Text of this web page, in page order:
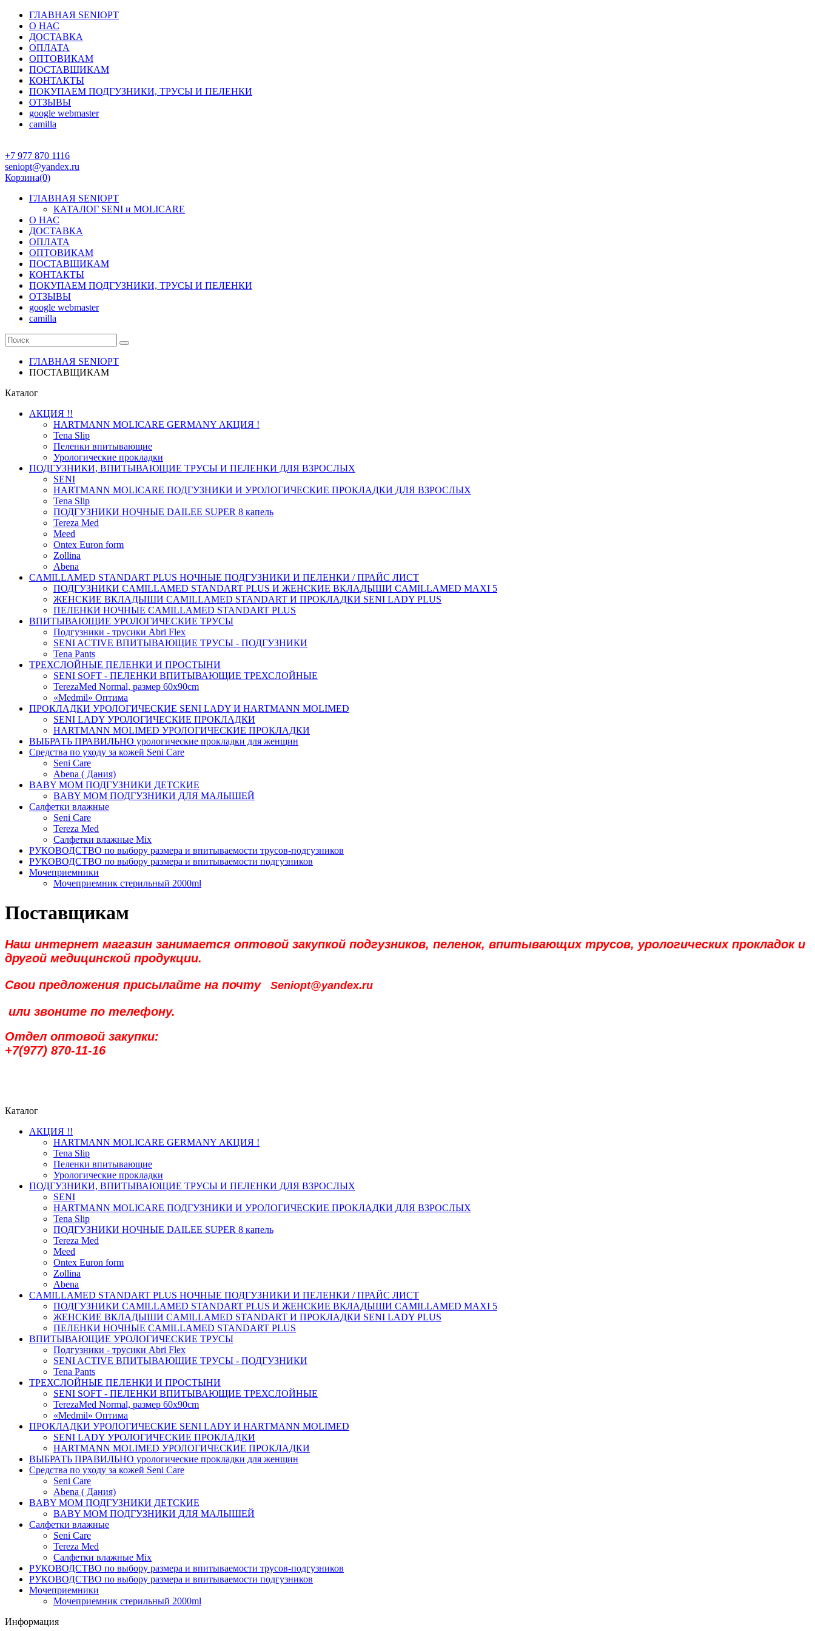
ГЛАВНАЯ SENIOPT
О НАС
ДОСТАВКА
ОПЛАТА
ОПТОВИКАМ
ПОСТАВЩИКАМ
КОНТАКТЫ
ПОКУПАЕМ ПОДГУЗНИКИ, ТРУСЫ И ПЕЛЕНКИ
ОТЗЫВЫ
google webmaster
camilla
+7 977 870 1116
seniopt@yandex.ru
Корзина(0)
ГЛАВНАЯ SENIOPT
КАТАЛОГ SENI и MOLICARE
О НАС
ДОСТАВКА
ОПЛАТА
ОПТОВИКАМ
ПОСТАВЩИКАМ
КОНТАКТЫ
ПОКУПАЕМ ПОДГУЗНИКИ, ТРУСЫ И ПЕЛЕНКИ
ОТЗЫВЫ
google webmaster
camilla
ГЛАВНАЯ SENIOPT
ПОСТАВЩИКАМ
Каталог
АКЦИЯ !!
HARTMANN MOLICARE GERMANY АКЦИЯ !
Tena Slip
Пеленки впитывающие
Урологические прокладки
ПОДГУЗНИКИ, ВПИТЫВАЮЩИЕ ТРУСЫ И ПЕЛЕНКИ ДЛЯ ВЗРОСЛЫХ
SENI
HARTMANN MOLICARE ПОДГУЗНИКИ И УРОЛОГИЧЕСКИЕ ПРОКЛАДКИ ДЛЯ ВЗРОСЛЫХ
Tena Slip
ПОДГУЗНИКИ НОЧНЫЕ DAILEE SUPER 8 капель
Tereza Med
Meed
Ontex Euron form
Zollina
Abena
CAMILLAMED STANDART PLUS НОЧНЫЕ ПОДГУЗНИКИ И ПЕЛЕНКИ / ПРАЙС ЛИСТ
ПОДГУЗНИКИ CAMILLAMED STANDART PLUS И ЖЕНСКИЕ ВКЛАДЫШИ CAMILLAMED MAXI 5
ЖЕНСКИЕ ВКЛАДЫШИ CAMILLAMED STANDART И ПРОКЛАДКИ SENI LADY PLUS
ПЕЛЕНКИ НОЧНЫЕ CAMILLAMED STANDART PLUS
ВПИТЫВАЮЩИЕ УРОЛОГИЧЕСКИЕ ТРУСЫ
Подгузники - трусики Abri Flex
SENI ACTIVE ВПИТЫВАЮЩИЕ ТРУСЫ - ПОДГУЗНИКИ
Tena Pants
ТРЕХСЛОЙНЫЕ ПЕЛЕНКИ И ПРОСТЫНИ
SENI SOFT - ПЕЛЕНКИ ВПИТЫВАЮЩИЕ ТРЕХСЛОЙНЫЕ
TerezaMed Normal, размер 60x90cm
«Medmil» Оптима
ПРОКЛАДКИ УРОЛОГИЧЕСКИЕ SENI LADY И HARTMANN MOLIMED
SENI LADY УРОЛОГИЧЕСКИЕ ПРОКЛАДКИ
HARTMANN MOLIMED УРОЛОГИЧЕСКИЕ ПРОКЛАДКИ
ВЫБРАТЬ ПРАВИЛЬНО урологические прокладки для женщин
Средства по уходу за кожей Seni Care
Seni Care
Abena ( Дания)
BABY MOM ПОДГУЗНИКИ ДЕТСКИЕ
BABY MOM ПОДГУЗНИКИ ДЛЯ МАЛЫШЕЙ
Салфетки влажные
Seni Care
Tereza Med
Салфетки влажные Mix
РУКОВОДСТВО по выбору размера и впитываемости трусов-подгузников
РУКОВОДСТВО по выбору размера и впитываемости подгузников
Мочеприемники
Мочеприемник стерильный 2000ml
Поставщикам
Наш интернет магазин занимается оптовой закупкой подгузников, пеленок, впитывающих трусов, урологических прокладок и
другой медицинской продукции.
Свои предложения присылайте на почту Seniopt@yandex.ru
или звоните по телефону.
Отдел оптовой закупки:
+7(977) 870-11-16
Каталог
АКЦИЯ !!
HARTMANN MOLICARE GERMANY АКЦИЯ !
Tena Slip
Пеленки впитывающие
Урологические прокладки
ПОДГУЗНИКИ, ВПИТЫВАЮЩИЕ ТРУСЫ И ПЕЛЕНКИ ДЛЯ ВЗРОСЛЫХ
SENI
HARTMANN MOLICARE ПОДГУЗНИКИ И УРОЛОГИЧЕСКИЕ ПРОКЛАДКИ ДЛЯ ВЗРОСЛЫХ
Tena Slip
ПОДГУЗНИКИ НОЧНЫЕ DAILEE SUPER 8 капель
Tereza Med
Meed
Ontex Euron form
Zollina
Abena
CAMILLAMED STANDART PLUS НОЧНЫЕ ПОДГУЗНИКИ И ПЕЛЕНКИ / ПРАЙС ЛИСТ
ПОДГУЗНИКИ CAMILLAMED STANDART PLUS И ЖЕНСКИЕ ВКЛАДЫШИ CAMILLAMED MAXI 5
ЖЕНСКИЕ ВКЛАДЫШИ CAMILLAMED STANDART И ПРОКЛАДКИ SENI LADY PLUS
ПЕЛЕНКИ НОЧНЫЕ CAMILLAMED STANDART PLUS
ВПИТЫВАЮЩИЕ УРОЛОГИЧЕСКИЕ ТРУСЫ
Подгузники - трусики Abri Flex
SENI ACTIVE ВПИТЫВАЮЩИЕ ТРУСЫ - ПОДГУЗНИКИ
Tena Pants
ТРЕХСЛОЙНЫЕ ПЕЛЕНКИ И ПРОСТЫНИ
SENI SOFT - ПЕЛЕНКИ ВПИТЫВАЮЩИЕ ТРЕХСЛОЙНЫЕ
TerezaMed Normal, размер 60x90cm
«Medmil» Оптима
ПРОКЛАДКИ УРОЛОГИЧЕСКИЕ SENI LADY И HARTMANN MOLIMED
SENI LADY УРОЛОГИЧЕСКИЕ ПРОКЛАДКИ
HARTMANN MOLIMED УРОЛОГИЧЕСКИЕ ПРОКЛАДКИ
ВЫБРАТЬ ПРАВИЛЬНО урологические прокладки для женщин
Средства по уходу за кожей Seni Care
Seni Care
Abena ( Дания)
BABY MOM ПОДГУЗНИКИ ДЕТСКИЕ
BABY MOM ПОДГУЗНИКИ ДЛЯ МАЛЫШЕЙ
Салфетки влажные
Seni Care
Tereza Med
Салфетки влажные Mix
РУКОВОДСТВО по выбору размера и впитываемости трусов-подгузников
РУКОВОДСТВО по выбору размера и впитываемости подгузников
Мочеприемники
Мочеприемник стерильный 2000ml
Информация